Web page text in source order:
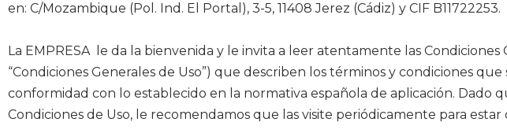
en: C/Mozambique (Pol. Ind. El Portal), 3-5, 11408 Jerez (Cádiz) y CIF B11722253.
La EMPRESA le da la bienvenida y le invita a leer atentamente las
“Condiciones Generales de Uso”) que describen los términos y condiciones
conformidad con lo establecido en la normativa española de aplicación. Dado
Condiciones de Uso, le recomendamos que las visite periódicamente para